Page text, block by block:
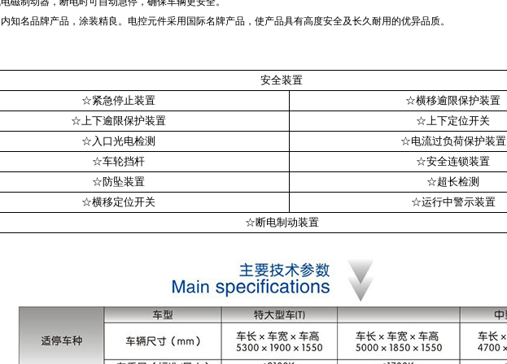
知名品牌产品，涂装精良。电控元件采用国际名牌产品，使产品具有高度安全及长久耐用的优异品质。
安全装置
☆紧急停止装置
☆横移逾限保护装置
☆上下逾限保护装置
☆上下定位开关
☆入口光电检测
☆电流过负荷保护装置
☆车轮挡杆
☆安全连锁装置
☆防坠装置
☆超长检测
☆横移定位开关
☆运行中警示装置
☆断电制动装置